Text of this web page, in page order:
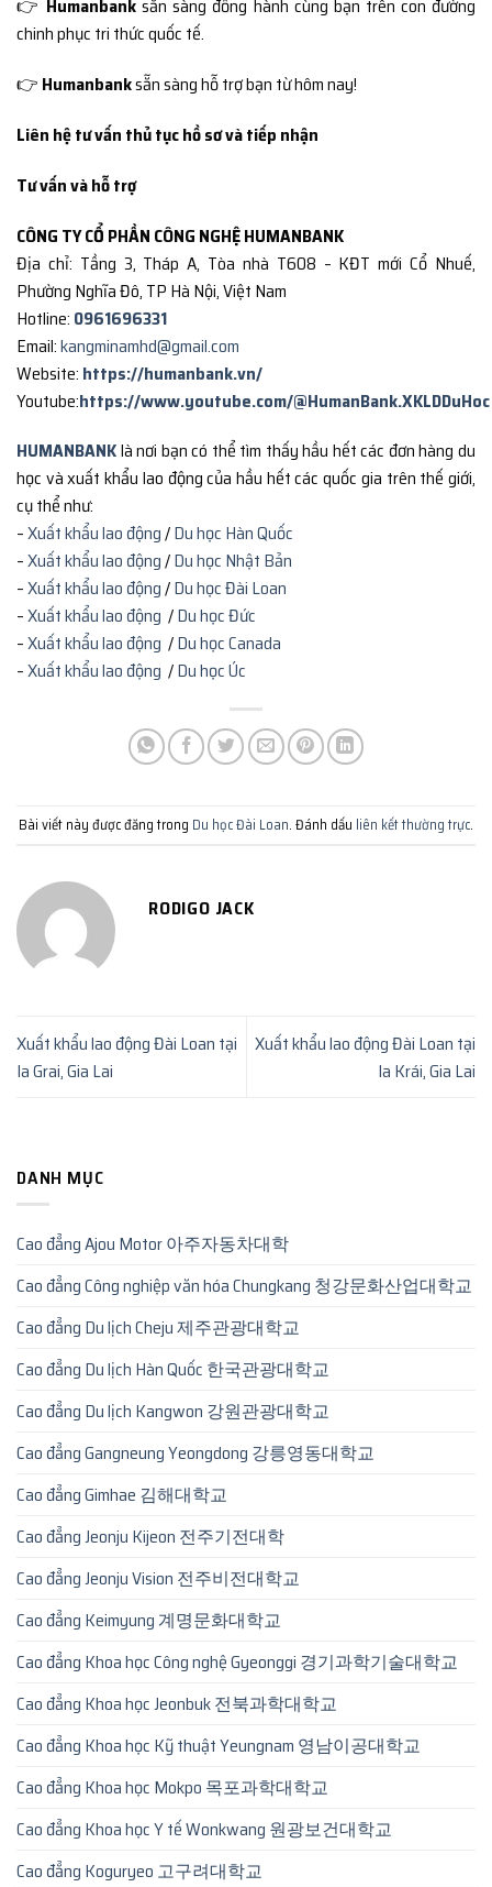
👉 Humanbank sẵn sàng đồng hành cùng bạn trên con đường
chinh phục tri thức quốc tế.
👉 Humanbanksẵn sàng hỗ trợ bạn từ hôm nay!
Liên hệ tư vấn thủ tục hồ sơ và tiếp nhận
Tư vấn và hỗ trợ
CÔNG TY CỔ PHẦN CÔNG NGHỆ HUMANBANK
Địa chỉ: Tầng 3, Tháp A, Tòa nhà T608 – KĐT mới Cổ Nhuế,
Phường Nghĩa Đô, TP Hà Nội, Việt Nam
Hotline: 0961696331
Email:kangminamhd@gmail.com
Website: https://humanbank.vn/
Youtube:https://www.youtube.com/@HumanBank.XKLDDuHoc
HUMANBANKlà nơi bạn có thể tìm thấy hầu hết các đơn hàng du
học và xuất khẩu lao động của hầu hết các quốc gia trên thế giới,
cụ thể như:
–Xuất khẩu lao động/Du học Hàn Quốc
–Xuất khẩu lao động/Du học Nhật Bản
–Xuất khẩu lao động/Du học Đài Loan
–Xuất khẩu lao động /Du học Đức
–Xuất khẩu lao động /Du học Canada
–Xuất khẩu lao động /Du học Úc
Bài viết này được đăng trong Du học Đài Loan. Đánh dấu liên kết thường trực.
RODIGO JACK
Xuất khẩu lao động Đài Loan tại
Ia Grai, Gia Lai
Xuất khẩu lao động Đài Loan tại
Ia Krái, Gia Lai
DANH MỤC
Cao đẳng Ajou Motor 아주자동차대학
Cao đẳng Công nghiệp văn hóa Chungkang 청강문화산업대학교
Cao đẳng Du lịch Cheju 제주관광대학교
Cao đẳng Du lịch Hàn Quốc 한국관광대학교
Cao đẳng Du lịch Kangwon 강원관광대학교
Cao đẳng Gangneung Yeongdong 강릉영동대학교
Cao đẳng Gimhae 김해대학교
Cao đẳng Jeonju Kijeon 전주기전대학
Cao đẳng Jeonju Vision 전주비전대학교
Cao đẳng Keimyung 계명문화대학교
Cao đẳng Khoa học Công nghệ Gyeonggi 경기과학기술대학교
Cao đẳng Khoa học Jeonbuk 전북과학대학교
Cao đẳng Khoa học Kỹ thuật Yeungnam 영남이공대학교
Cao đẳng Khoa học Mokpo 목포과학대학교
Cao đẳng Khoa học Y tế Wonkwang 원광보건대학교
Cao đẳng Koguryeo 고구려대학교